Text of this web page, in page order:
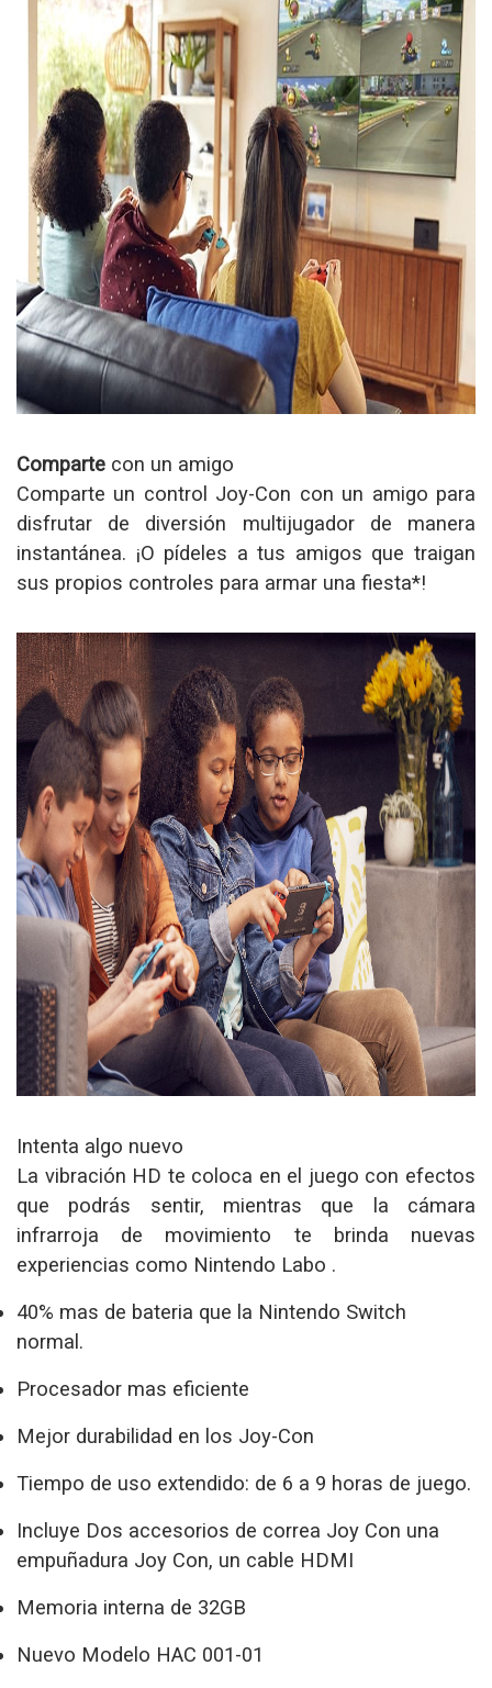
Comparte con un amigo
Comparte un control Joy-Con con un amigo para
disfrutar de diversión multijugador de manera
instantánea. ¡O pídeles a tus amigos que traigan
sus propios controles para armar una fiesta*!
Intenta algo nuevo
La vibración HD te coloca en el juego con efectos
que podrás sentir, mientras que la cámara
infrarroja de movimiento te brinda nuevas
experiencias como Nintendo Labo .
40% mas de bateria que la Nintendo Switch
normal.
Procesador mas eficiente
Mejor durabilidad en los Joy-Con
Tiempo de uso extendido: de 6 a 9 horas de juego.
Incluye Dos accesorios de correa Joy Con una
empuñadura Joy Con, un cable HDMI
Memoria interna de 32GB
Nuevo Modelo HAC 001-01